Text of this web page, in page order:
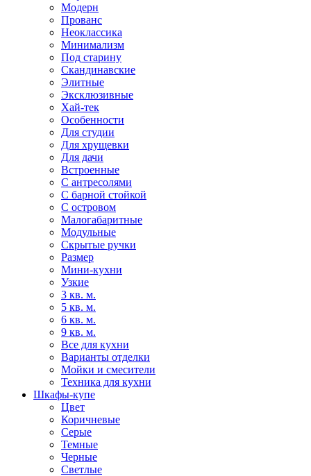
Модерн
Прованс
Неоклассика
Минимализм
Под старину
Скандинавские
Элитные
Эксклюзивные
Хай-тек
Особенности
Для студии
Для хрущевки
Для дачи
Встроенные
С антресолями
С барной стойкой
С островом
Малогабаритные
Модульные
Скрытые ручки
Размер
Мини-кухни
Узкие
3 кв. м.
5 кв. м.
6 кв. м.
9 кв. м.
Все для кухни
Варианты отделки
Мойки и смесители
Техника для кухни
Шкафы-купе
Цвет
Коричневые
Серые
Темные
Черные
Светлые